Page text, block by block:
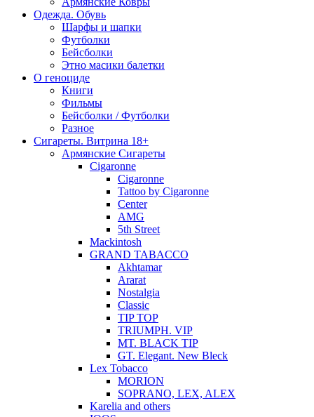
Одежда. Обувь
Шарфы и шапки
Футболки
Бейсболки
Этно масики балетки
О геноциде
Книги
Фильмы
Бейсболки / Футболки
Разное
Сигареты. Витрина 18+
Армянские Сигареты
Cigaronne
Cigaronne
Tattoo by Cigaronne
Center
AMG
5th Street
Mackintosh
GRAND TABACCO
Akhtamar
Ararat
Nostalgia
Classic
TIP TOP
TRIUMPH. VIP
MT. BLACK TIP
GT. Elegant. New Bleck
Lex Tobacco
MORION
SOPRANO, LEX, ALEX
Karelia and others